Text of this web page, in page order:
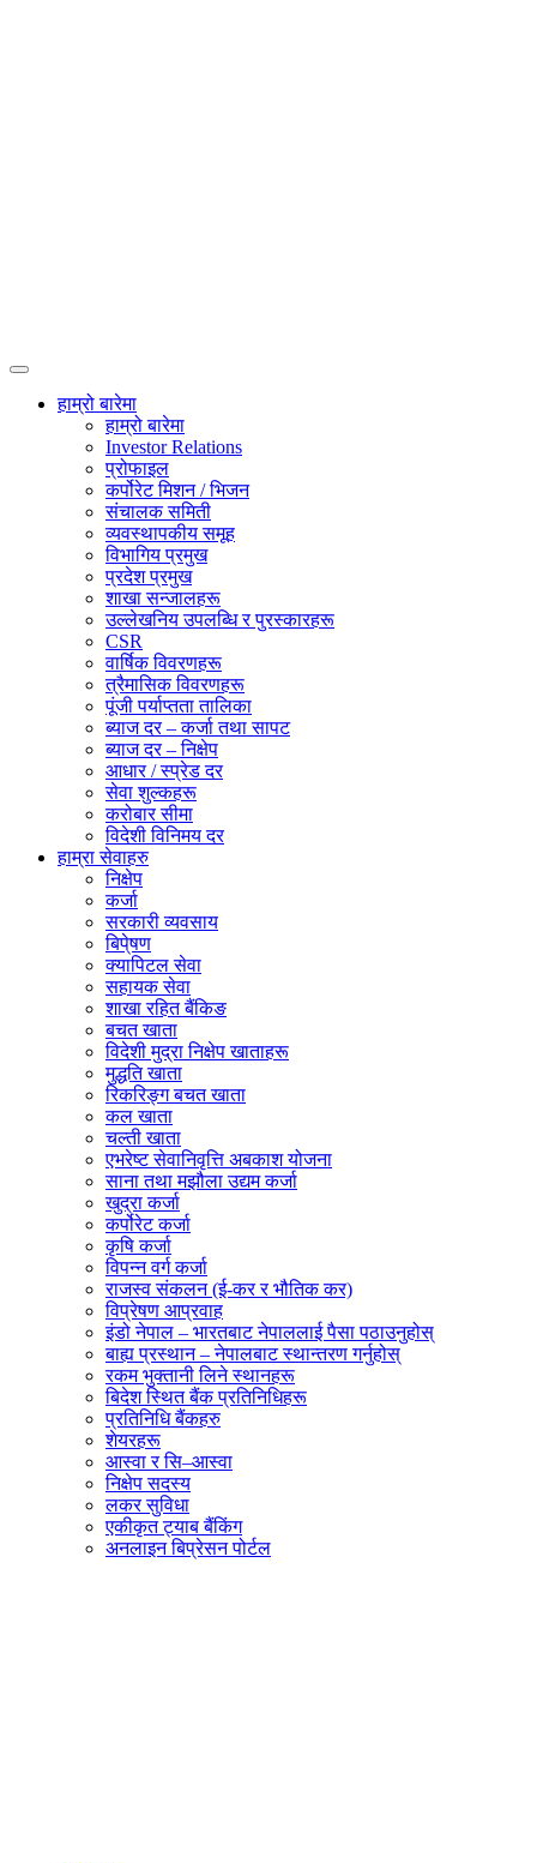
हाम्रो बारेमा
हाम्रो बारेमा
Investor Relations
प्रोफाइल
कर्पोरेट मिशन / भिजन
संचालक समिती
व्यवस्थापकीय समूह
विभागिय प्रमुख
प्रदेश प्रमुख
शाखा सन्जालहरू
उल्लेखनिय उपलब्धि र पुरस्कारहरू
CSR
वार्षिक विवरणहरू
त्रैमासिक विवरणहरू
पूंजी पर्याप्तता तालिका
ब्याज दर – कर्जा तथा सापट
ब्याज दर – निक्षेप
आधार / स्प्रेड दर
सेवा शुल्कहरू
करोबार सीमा
विदेशी विनिमय दर
हाम्रा सेवाहरु
निक्षेप
कर्जा
सरकारी व्यवसाय
बिपे्षण
क्यापिटल सेवा
सहायक सेवा
शाखा रहित बैंकिङ
बचत खाता
विदेशी मुद्रा निक्षेप खाताहरू
मुद्धति खाता
रिकरिङ्ग बचत खाता
कल खाता
चल्ती खाता
एभरेष्ट सेवानिवृत्ति अबकाश योजना
साना तथा मझौला उद्यम कर्जा
खुद्रा कर्जा
कर्पोरेट कर्जा
कृषि कर्जा
विपन्न वर्ग कर्जा
राजस्व संकलन (ई-कर र भौतिक कर)
विप्रेषण आप्रवाह
इंडो नेपाल – भारतबाट नेपाललाई पैसा पठाउनुहोस्
बाह्य प्रस्थान – नेपालबाट स्थान्तरण गर्नुहोस्
रकम भुक्तानी लिने स्थानहरू
बिदेश स्थित बैंक प्रतिनिधिहरू
प्रतिनिधि बैंकहरु
शेयरहरू
आस्वा र सि–आस्वा
निक्षेप सदस्य
लकर सुविधा
एकीकृत ट्याब बैंकिंग
अनलाइन बिप्रेसन पोर्टल